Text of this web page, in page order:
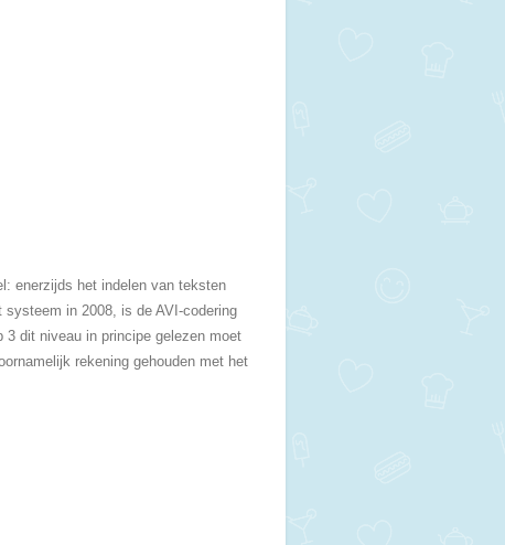
enerzijds het indelen van teksten
in 2008, is de AVI-codering
3 dit niveau in principe gelezen moet
rekening gehouden met het